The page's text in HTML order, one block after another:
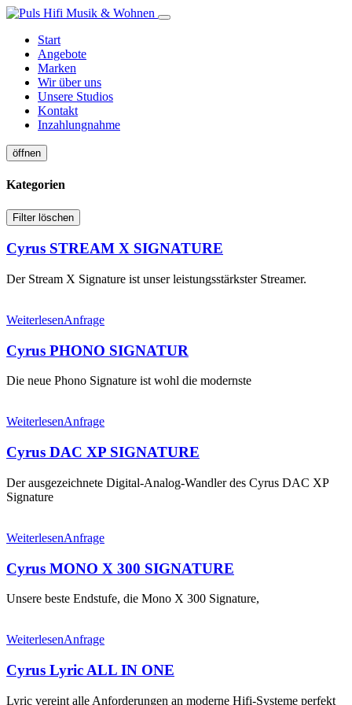
Start
Angebote
Marken
Wir über uns
Unsere Studios
Kontakt
Inzahlungnahme
öffnen
Kategorien
Filter löschen
Cyrus STREAM X SIGNATURE
Der Stream X Signature ist unser leistungsstärkster Streamer.
WeiterlesenAnfrage
Cyrus PHONO SIGNATUR
Die neue Phono Signature ist wohl die modernste
WeiterlesenAnfrage
Cyrus DAC XP SIGNATURE
Der ausgezeichnete Digital-Analog-Wandler des Cyrus DAC XP
Signature
WeiterlesenAnfrage
Cyrus MONO X 300 SIGNATURE
Unsere beste Endstufe, die Mono X 300 Signature,
WeiterlesenAnfrage
Cyrus Lyric ALL IN ONE
Lyric vereint alle Anforderungen an moderne Hifi-Systeme perfekt